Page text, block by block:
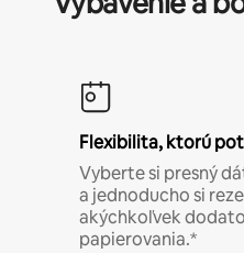
Flexibilita, ktorú
Vyberte si presný
a jednoducho si
akýchkoľvek
papierovania.*